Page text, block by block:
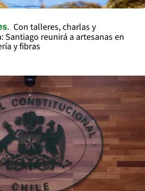
Con talleres, charlas y
Santiago reunirá a artesanas en
y fibras